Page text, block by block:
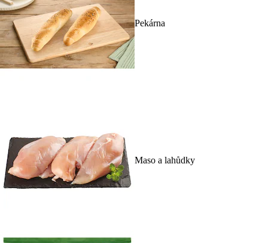
Pekárna
Maso a lahůdky